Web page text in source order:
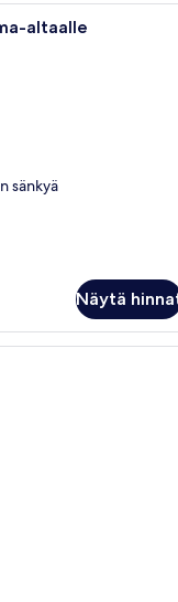
jossa on kaksi
altaalle
sänkyä
Näytä
jossa on